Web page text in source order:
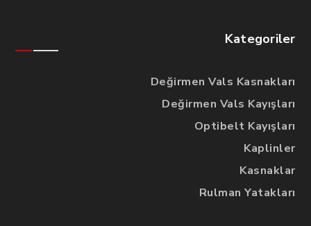
Kategoriler
Değirmen Vals Kasnakları
Değirmen Vals Kayışları
Optibelt Kayışları
Kaplinler
Kasnaklar
Rulman Yatakları